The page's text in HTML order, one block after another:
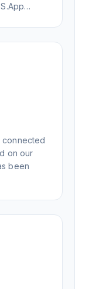
to
few
direct
in a way
in.
I
connected
on our
been